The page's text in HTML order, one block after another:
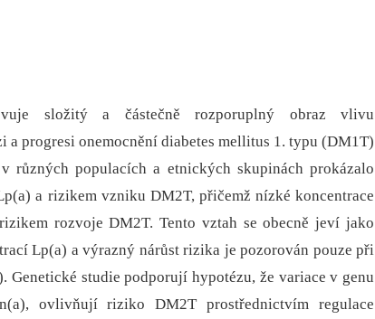
složitý a částečně rozporuplný obraz vlivu
a progresi onemocnění diabetes mellitus 1. typu (DM1T)
různých populacích a etnických skupinách prokázalo
a rizikem vzniku DM2T, přičemž nízké koncentrace
rozvoje DM2T. Tento vztah se obecně jeví jako
Lp(a) a výrazný nárůst rizika je pozorován pouze při
studie podporují hypotézu, že variace v genu
ovlivňují riziko DM2T prostřednictvím regulace